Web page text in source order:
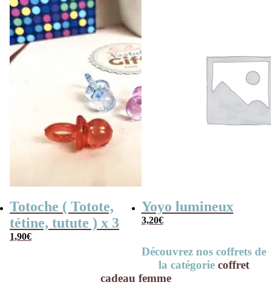
Totoche ( Totote,
tétine, tutute ) x 3
1,90€
Yoyo lumineux
3,20€
Découvrez nos coffrets de
la catégorie coffret
cadeau femme